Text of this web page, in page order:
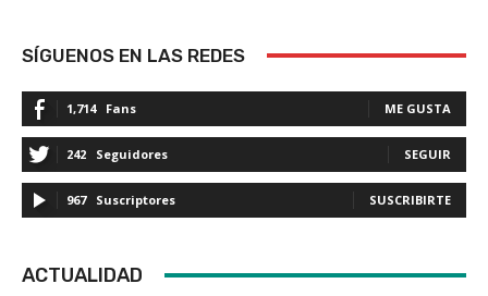
SÍGUENOS EN LAS REDES
1,714 Fans ME GUSTA
242 Seguidores SEGUIR
967 Suscriptores SUSCRIBIRTE
ACTUALIDAD